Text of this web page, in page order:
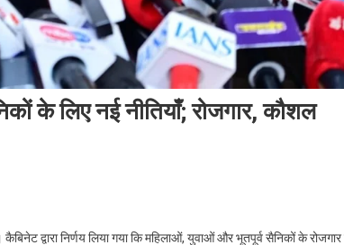
के लिए नई नीतियाँ; रोजगार, कौशल
द्वारा निर्णय लिया गया कि महिलाओं, युवाओं और भूतपूर्व सैनिकों के